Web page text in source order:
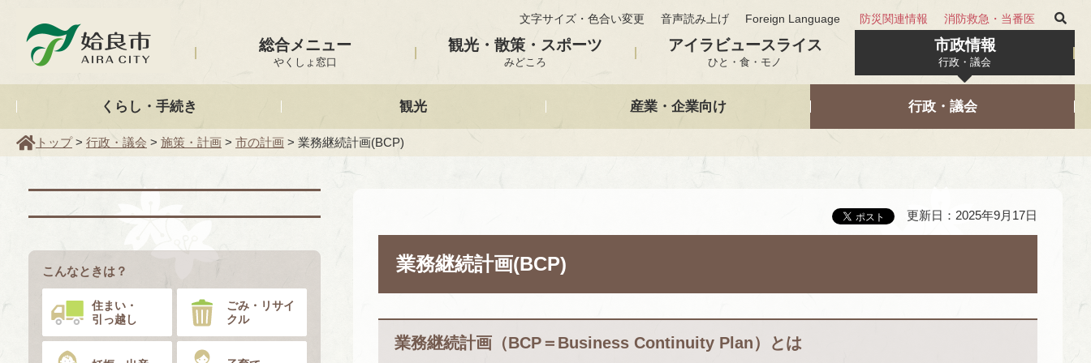
文字サイズ・色合い変更 音声読み上げ Foreign Language 防災関連情報 消防救急・当番医
総合メニュー
やくしょ窓口
観光・散策・スポーツ
みどころ
アイラビュースライス
ひと・食・モノ
市政情報
行政・議会
くらし・手続き 観光 産業・企業向け 行政・議会
トップ> 行政・議会 > 施策・計画 > 市の計画 > 業務継続計画(BCP)
こんなときは？
住まい・
引っ越し
ごみ・リサイ
クル
更新日：2025年9月17日
業務継続計画(BCP)
業務継続計画（BCP＝Business Continuity Plan）とは